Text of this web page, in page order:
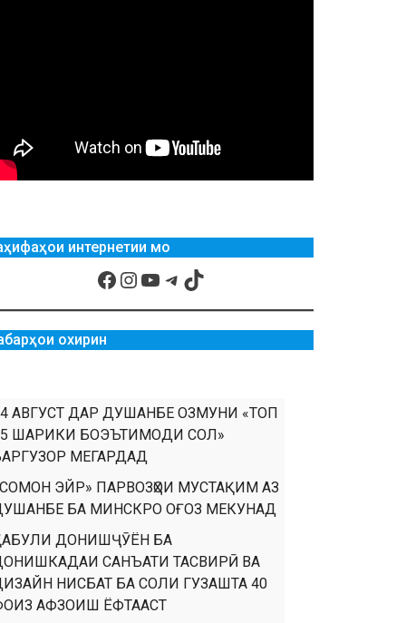
интернетии мо
охирин
АВГУСТ ДАР ДУШАНБЕ ОЗМУНИ «ТОП
ШАРИКИ БОЭЪТИМОДИ СОЛ»
МЕГАРДАД
ЭЙР» ПАРВОЗҲОИ МУСТАҚИМ АЗ
БА МИНСКРО ОҒОЗ МЕКУНАД
ДОНИШҶӮЁН БА
САНЪАТИ ТАСВИРӢ ВА
НИСБАТ БА СОЛИ ГУЗАШТА 40
АФЗОИШ ЁФТААСТ